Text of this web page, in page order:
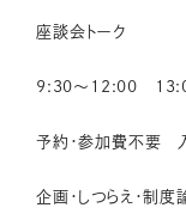
座談会トーク
9:30〜12:00
予約・参加費不要
企画・しつらえ・制度